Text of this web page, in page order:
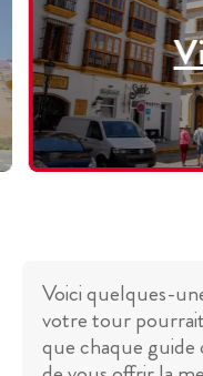
Voici quelques-
votre tour
que chaque